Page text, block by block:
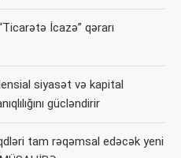
İcazə” qərarı
siyasət və kapital
gücləndirir
tam rəqəmsal edəcək yeni